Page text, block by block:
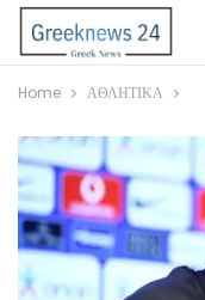
Home ΑΘΛΗΤΙΚΑ